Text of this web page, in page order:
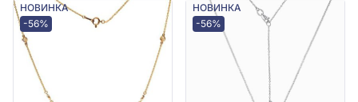
НОВИНКА
-56%
НОВИНКА
-56%